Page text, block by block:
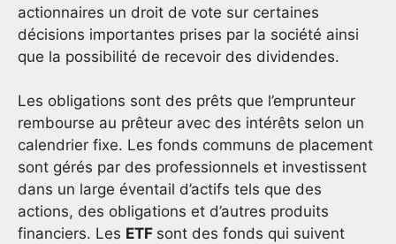
actionnaires un droit de vote sur certaines
décisions importantes prises par la société ainsi
que la possibilité de recevoir des dividendes.
Les obligations sont des prêts que l’emprunteur
rembourse au prêteur avec des intérêts selon un
calendrier fixe. Les fonds communs de placement
sont gérés par des professionnels et investissent
dans un large éventail d’actifs tels que des
actions, des obligations et d’autres produits
financiers. Les ETF sont des fonds qui suivent